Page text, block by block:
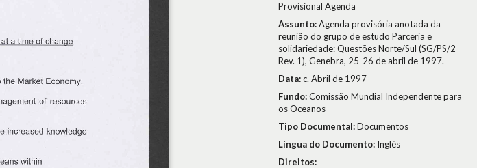
Provisional Agenda
Assunto:Agenda provisória anotada da
reunião do grupo de estudo Parceria e
solidariedade: Questões Norte/Sul (SG/PS/2
Rev. 1), Genebra, 25-26 de abril de 1997.
Data:c. Abril de 1997
Fundo:Comissão Mundial Independente para
os Oceanos
Tipo Documental:Documentos
Língua do Documento: Inglês
Direitos: